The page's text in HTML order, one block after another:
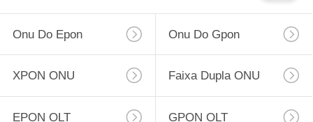
Módulo de SFP
Onu Do Epon Onu Do Gpon
XPON ONU Faixa Dupla ONU
EPON OLT GPON OLT